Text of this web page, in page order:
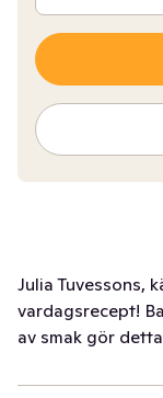
Julia Tuvessons,
vardagsrecept!
av smak gör